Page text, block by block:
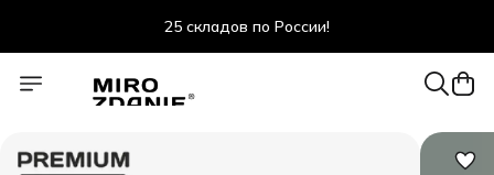
25 складов по России!
скидки до 47% весь июль!